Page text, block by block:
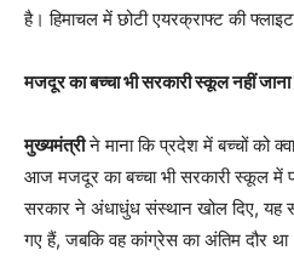
है। हिमाचल में छोटी एयरक्राफ्ट की
मजदूर का बच्चा भी सरकारी स्कूल नहीं जाना
मुख्यमंत्रीने माना कि प्रदेश में बच्चों को
आज मजदूर का बच्चा भी सरकारी स्कूल में
सरकार ने अंधाधुंध संस्थान खोल दिए, यह
गए हैं, जबकि वह कांग्रेस का अंतिम दौर